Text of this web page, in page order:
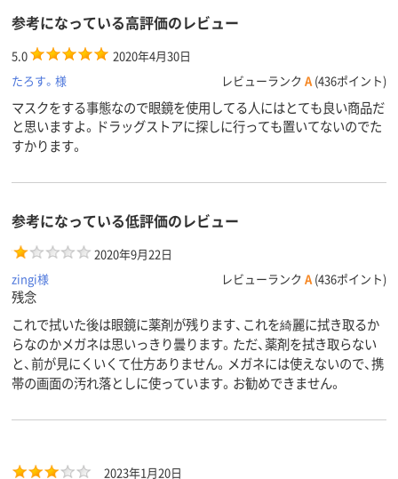
参考になっている高評価のレビュー
5.0
2020年4月30日
たろす。様
レビューランク A (436ポイント)
マスクをする事態なので眼鏡を使用してる人にはとても良い商品だ
と思いますよ。ドラッグストアに探しに行っても置いてないのでた
すかります。
参考になっている低評価のレビュー
2020年9月22日
zingi様
レビューランク A (436ポイント)
残念
これで拭いた後は眼鏡に薬剤が残ります、これを綺麗に拭き取るか
らなのかメガネは思いっきり曇ります。ただ、薬剤を拭き取らない
と、前が見にくいくて仕方ありません。メガネには使えないので、携
帯の画面の汚れ落としに使っています。お勧めできません。
2023年1月20日